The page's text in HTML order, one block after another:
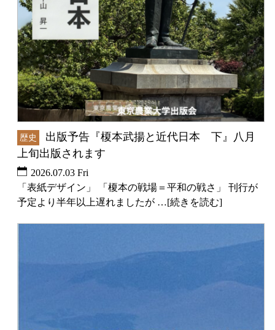
歴史
出版予告『榎本武揚と近代日本 下』八月
上旬出版されます
2026.07.03 Fri
「表紙デザイン」 「榎本の戦場＝平和の戦さ」 刊行が
予定より半年以上遅れましたが …[続きを読む]